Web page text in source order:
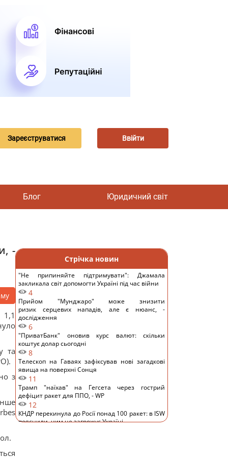
Зареєструватися Ввійти
Блог Юридичний світ
-
1,1
та
з
Стрічка новин
"Не припиняйте підтримувати": Джамала
закликала світ допомогти Україні під час війни
4
Прийом "Мунджаро" може знизити
ризик серцевих нападів, але є нюанс, -
дослідження
6
"ПриватБанк" оновив курс валют: скільки
коштує долар сьогодні
8
Телескоп на Гаваях зафіксував нові загадкові
явища на поверхні Сонця
11
Трамп "наїхав" на Гегсета через гострий
дефіцит ракет для ППО, - WP
12
КНДР перекинула до Росії понад 100 ракет: в ISW
пояснили, чим це загрожує Україні